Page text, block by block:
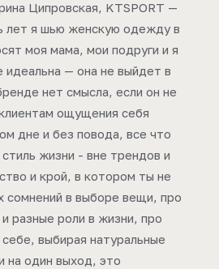
Ципровская, KTSPORT —
лет я шью женскую одежду в
моя мама, мои подруги и я
идеальна — она не выйдет в
нет смысла, если он не
ощущения себя
дне и без повода, все что
жизни - вне трендов и
и крой, в котором ты не
сомнений в выборе вещи, про
разные роли в жизни, про
выбирая натуральные
на один выход, это